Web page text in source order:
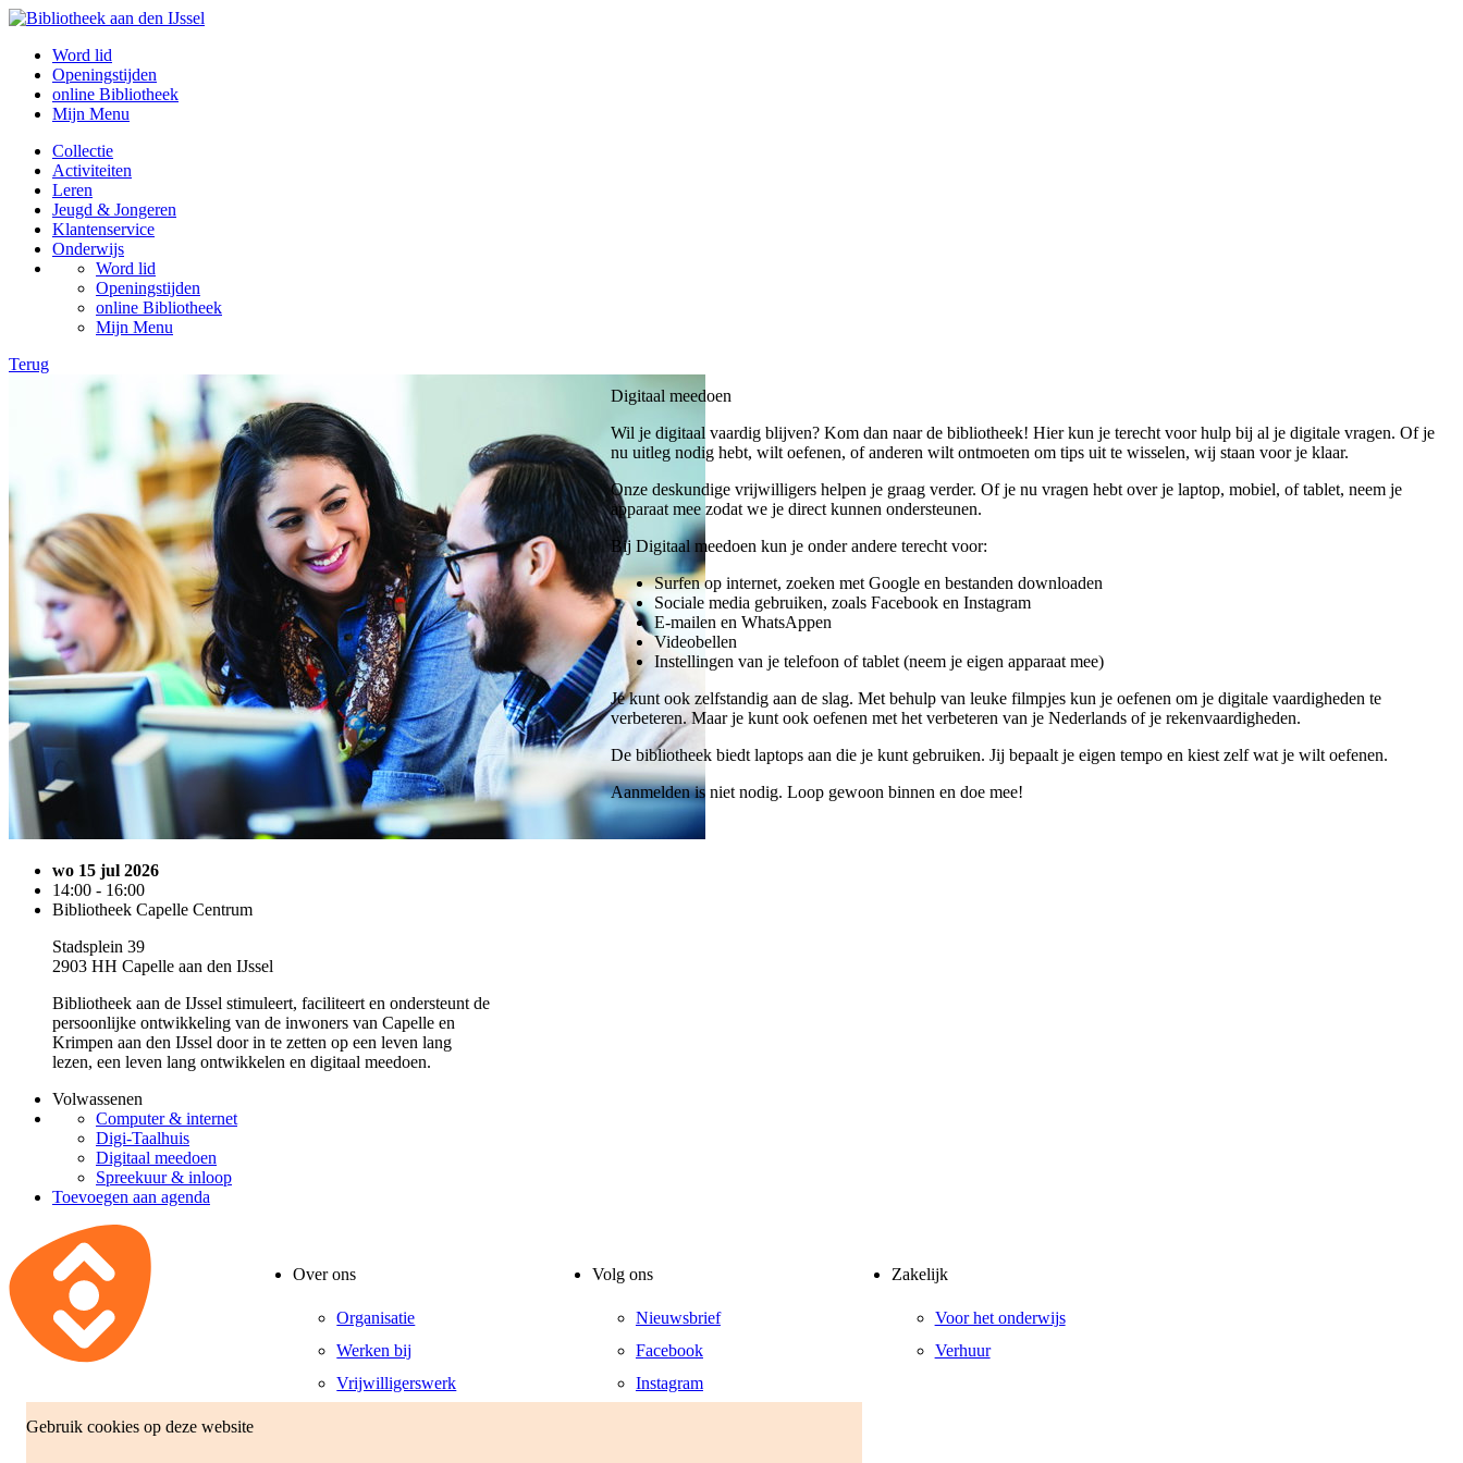
Gebruik cookies op deze website
Word lid
Openingstijden
online Bibliotheek
Mijn Menu
Collectie
Activiteiten
Leren
Jeugd & Jongeren
Klantenservice
Onderwijs
Word lid
Openingstijden
online Bibliotheek
Mijn Menu
Terug
wo 15 jul 2026
14:00 - 16:00
Bibliotheek Capelle Centrum
Stadsplein 39
2903 HH Capelle aan den IJssel
Bibliotheek aan de IJssel stimuleert, faciliteert en ondersteunt de
persoonlijke ontwikkeling van de inwoners van Capelle en
Krimpen aan den IJssel door in te zetten op een leven lang
lezen, een leven lang ontwikkelen en digitaal meedoen.
Volwassenen
Computer & internet
Digi-Taalhuis
Digitaal meedoen
Spreekuur & inloop
Toevoegen aan agenda
Digitaal meedoen
Wil je digitaal vaardig blijven? Kom dan naar de bibliotheek! Hier kun je terecht voor hulp bij al je digitale vragen. Of je
nu uitleg nodig hebt, wilt oefenen, of anderen wilt ontmoeten om tips uit te wisselen, wij staan voor je klaar.
Onze deskundige vrijwilligers helpen je graag verder. Of je nu vragen hebt over je laptop, mobiel, of tablet, neem je
apparaat mee zodat we je direct kunnen ondersteunen.
Bij Digitaal meedoen kun je onder andere terecht voor:
Surfen op internet, zoeken met Google en bestanden downloaden
Sociale media gebruiken, zoals Facebook en Instagram
E-mailen en WhatsAppen
Videobellen
Instellingen van je telefoon of tablet (neem je eigen apparaat mee)
Je kunt ook zelfstandig aan de slag. Met behulp van leuke filmpjes kun je oefenen om je digitale vaardigheden te
verbeteren. Maar je kunt ook oefenen met het verbeteren van je Nederlands of je rekenvaardigheden.
De bibliotheek biedt laptops aan die je kunt gebruiken. Jij bepaalt je eigen tempo en kiest zelf wat je wilt oefenen.
Aanmelden is niet nodig. Loop gewoon binnen en doe mee!
Over ons
Organisatie
Werken bij
Vrijwilligerswerk
Volg ons
Nieuwsbrief
Facebook
Instagram
Zakelijk
Voor het onderwijs
Verhuur